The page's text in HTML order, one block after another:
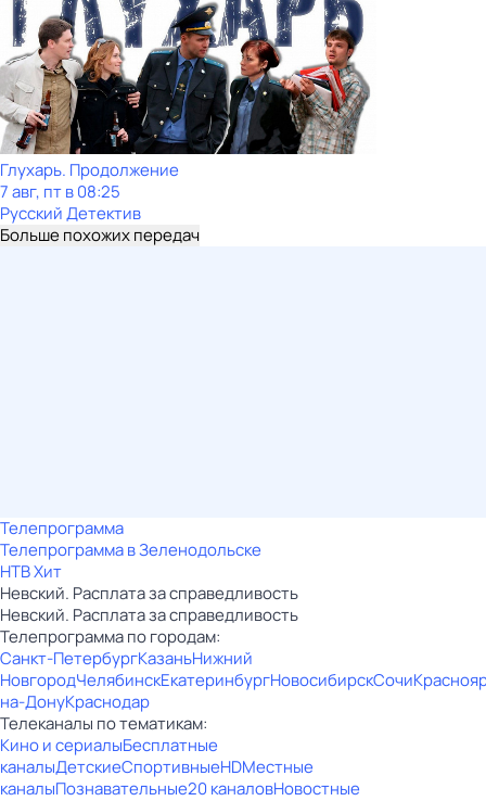
Глухарь. Продолжение
7 авг, пт в 08:25
Русский Детектив
Больше похожих передач
Телепрограмма
Телепрограмма в Зеленодольске
НТВ Хит
Невский. Расплата за справедливость
Невский. Расплата за справедливость
Телепрограмма по городам:
Санкт-ПетербургКазаньНижний
НовгородЧелябинскЕкатеринбургНовосибирскСочи
на-ДонуКраснодар
Телеканалы по тематикам:
Кино и сериалыБесплатные
каналыДетскиеСпортивныеHDМестные
каналыПознавательные20 каналовНовостные